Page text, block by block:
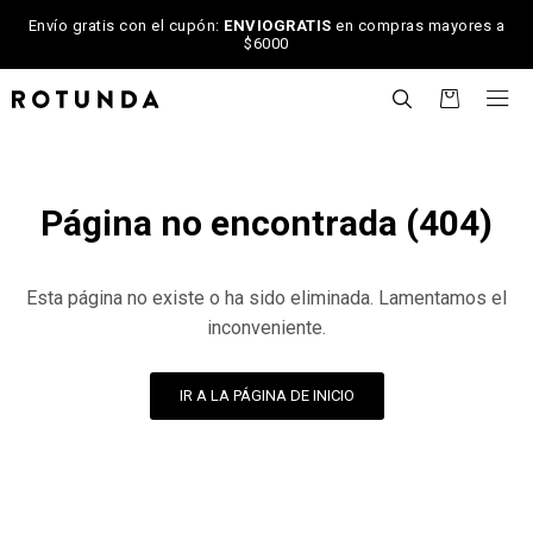
Envío gratis con el cupón: ENVIOGRATIS en compras mayores a
$6000

Página no encontrada (404)
Esta página no existe o ha sido eliminada. Lamentamos el
inconveniente.
IR A LA PÁGINA DE INICIO